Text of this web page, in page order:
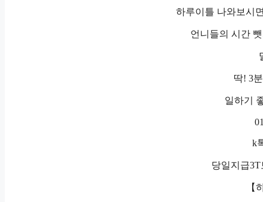
하루이틀 나와보시
언니들의 시간
딱! 3
일하기
k
당일지급
【